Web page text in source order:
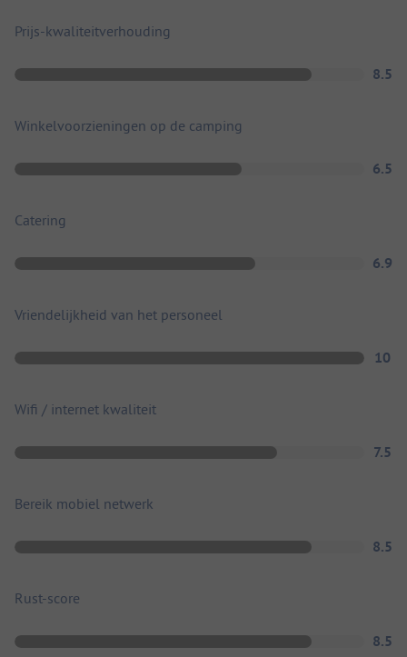
Prijs-kwaliteitverhouding
8.5
Winkelvoorzieningen op de camping
6.5
Catering
6.9
Vriendelijkheid van het personeel
10
Wifi / internet kwaliteit
7.5
Bereik mobiel netwerk
8.5
Rust-score
8.5